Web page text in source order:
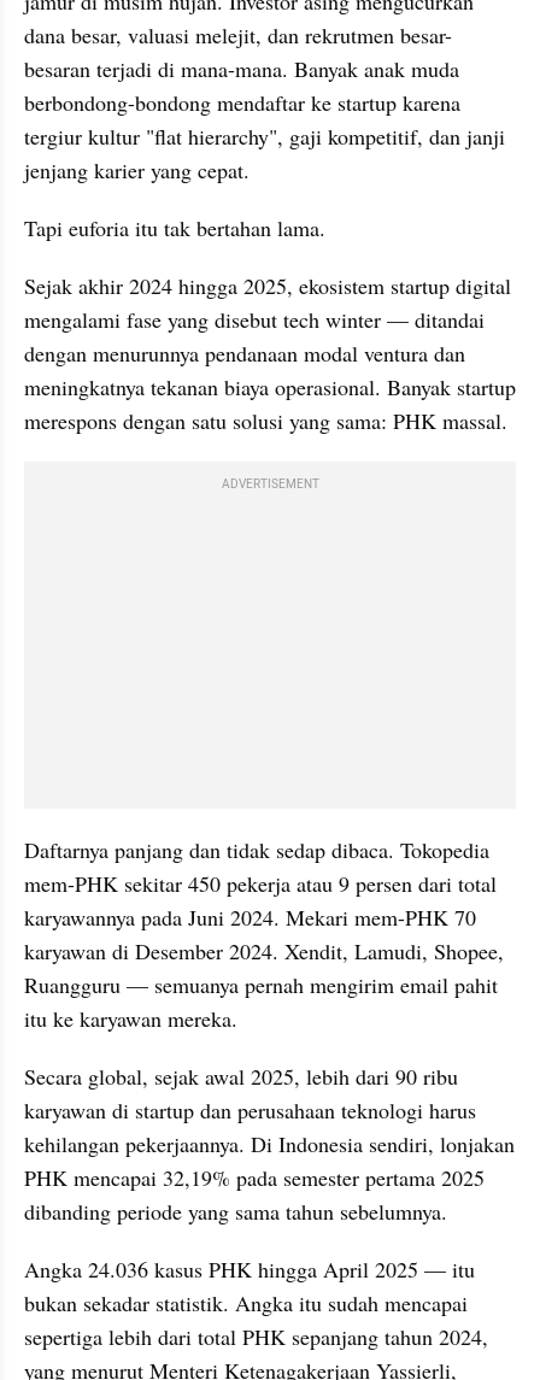
dana besar, valuasi melejit, dan rekrutmen besar-
besaran terjadi di mana-mana. Banyak anak muda
berbondong-bondong mendaftar ke startup karena
tergiur kultur "flat hierarchy", gaji kompetitif, dan janji
jenjang karier yang cepat.
Tapi euforia itu tak bertahan lama.
Sejak akhir 2024 hingga 2025, ekosistem startup digital
mengalami fase yang disebut tech winter — ditandai
dengan menurunnya pendanaan modal ventura dan
meningkatnya tekanan biaya operasional. Banyak startup
merespons dengan satu solusi yang sama: PHK massal.
ADVERTISEMENT
Daftarnya panjang dan tidak sedap dibaca. Tokopedia
mem-PHK sekitar 450 pekerja atau 9 persen dari total
karyawannya pada Juni 2024. Mekari mem-PHK 70
karyawan di Desember 2024. Xendit, Lamudi, Shopee,
Ruangguru — semuanya pernah mengirim email pahit
itu ke karyawan mereka.
Secara global, sejak awal 2025, lebih dari 90 ribu
karyawan di startup dan perusahaan teknologi harus
kehilangan pekerjaannya. Di Indonesia sendiri, lonjakan
PHK mencapai 32,19% pada semester pertama 2025
dibanding periode yang sama tahun sebelumnya.
Angka 24.036 kasus PHK hingga April 2025 — itu
bukan sekadar statistik. Angka itu sudah mencapai
sepertiga lebih dari total PHK sepanjang tahun 2024,
yang menurut Menteri Ketenagakerjaan Yassierli,